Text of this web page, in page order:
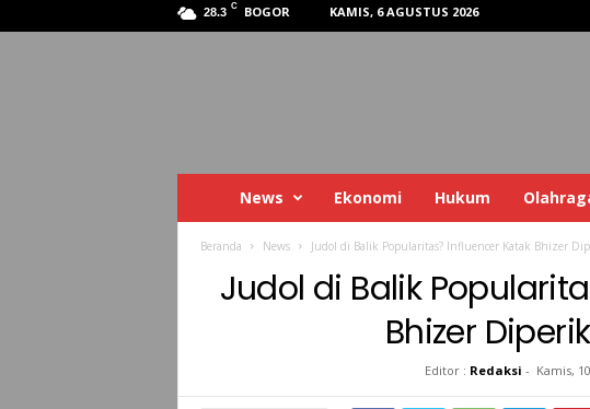
28.3 C BOGOR KAMIS, 6 AGUSTUS 2026
U
B
News Ekonomi Hukum
Beranda News Judol di Balik Popularitas? Influencer Katak Bhizer
Judol di Balik
Bhizer
Editor : Redaksi - Kamis,